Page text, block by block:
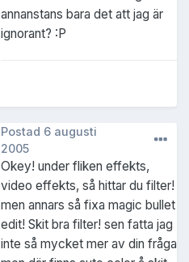
annanstans bara det att jag är
ignorant? :P
Postad 6 augusti
2005
Okey! under fliken effekts,
video effekts, så hittar du filter!
men annars så fixa magic bullet
edit! Skit bra filter! sen fatta jag
inte så mycket mer av din fråga